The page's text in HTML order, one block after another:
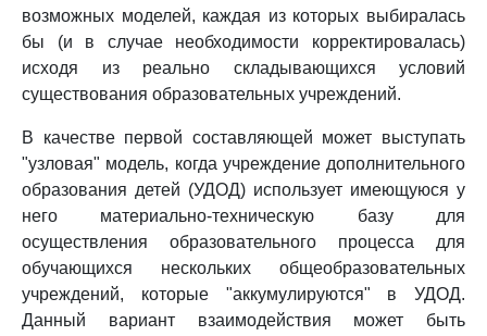
возможных моделей, каждая из которых выбиралась
бы (и в случае необходимости корректировалась)
исходя из реально складывающихся условий
существования образовательных учреждений.
В качестве первой составляющей может выступать
"узловая" модель, когда учреждение дополнительного
образования детей (УДОД) использует имеющуюся у
него материально-техническую базу для
осуществления образовательного процесса для
обучающихся нескольких общеобразовательных
учреждений, которые "аккумулируются" в УДОД.
Данный вариант взаимодействия может быть